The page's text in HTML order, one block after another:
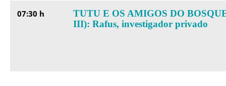
07:30 h
TUTU E OS AMIGOS DO
III): Rafus, investigador privado